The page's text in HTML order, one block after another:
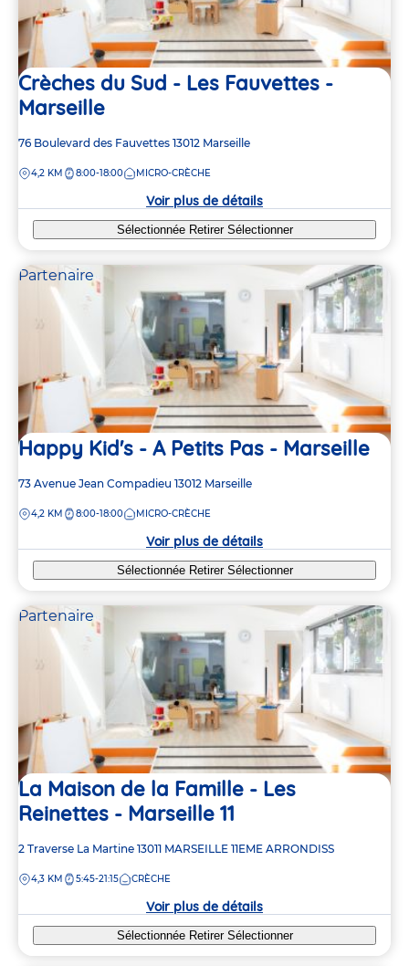
Crèches du Sud - Les Fauvettes -
Marseille
Adresse
la
76 Boulevard des Fauvettes 13012 Marseille
DISTANCE
4,2 KM 8:00-18:00 MICRO-CRÈCHE
Voir plus de détails
Sélectionnée Retirer Sélectionner
Partenaire
Happy Kid's - A Petits Pas - Marseille
Adresse
la
73 Avenue Jean Compadieu 13012 Marseille
DISTANCE
4,2 KM 8:00-18:00 MICRO-CRÈCHE
Voir plus de détails
Sélectionnée Retirer Sélectionner
Partenaire
La Maison de la Famille - Les
Reinettes - Marseille 11
Adresse
la
2 Traverse La Martine 13011 MARSEILLE 11EME ARRONDISS
DISTANCE
4,3 KM 5:45-21:15 CRÈCHE
Voir plus de détails
Sélectionnée Retirer Sélectionner